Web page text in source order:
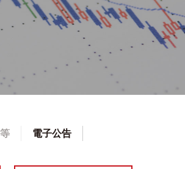
電子公告